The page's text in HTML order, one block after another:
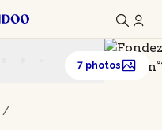
/
7 photos